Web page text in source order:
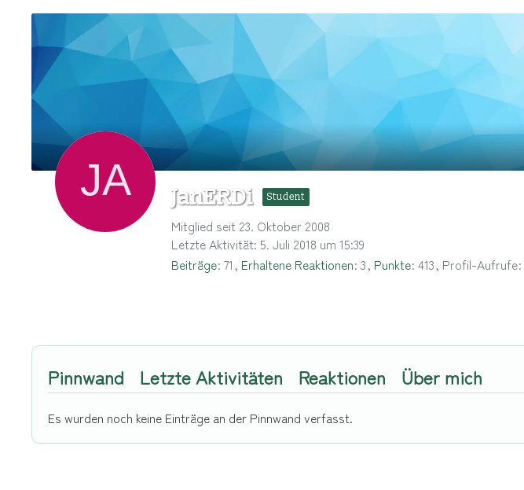
JanERDi Student
Mitglied seit 23. Oktober 2008
Letzte Aktivität: 5. Juli 2018 um 15:39
Beiträge 71 Erhaltene Reaktionen 3 Punkte 413 Profil-Aufrufe
Pinnwand Letzte Aktivitäten Reaktionen Über mich
Es wurden noch keine Einträge an der Pinnwand verfasst.